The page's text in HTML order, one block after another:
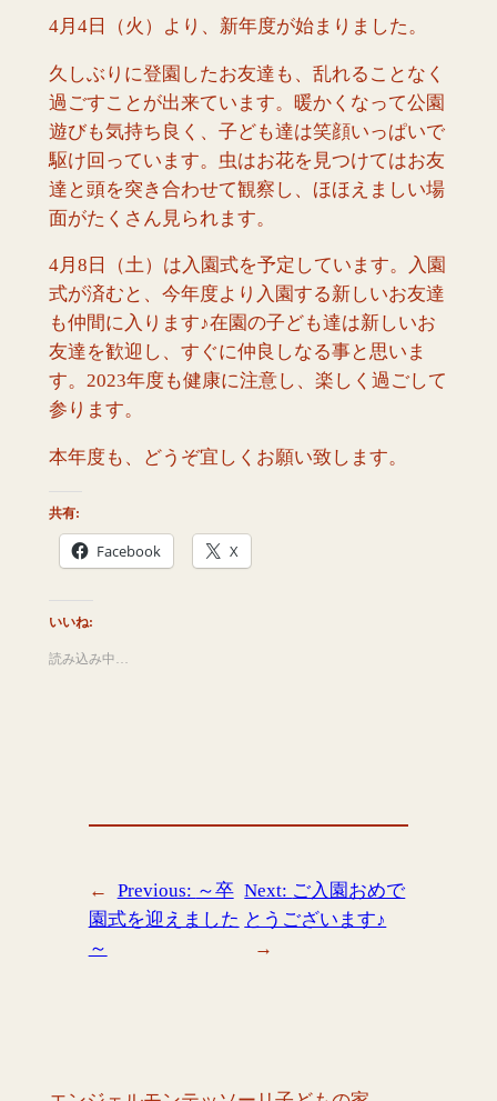
4月4日（火）より、新年度が始まりました。
久しぶりに登園したお友達も、乱れることなく
過ごすことが出来ています。暖かくなって公園
遊びも気持ち良く、子ども達は笑顔いっぱいで
駆け回っています。虫はお花を見つけてはお友
達と頭を突き合わせて観察し、ほほえましい場
面がたくさん見られます。
4月8日（土）は入園式を予定しています。入園
式が済むと、今年度より入園する新しいお友達
も仲間に入ります♪在園の子ども達は新しいお
友達を歓迎し、すぐに仲良しなる事と思いま
す。2023年度も健康に注意し、楽しく過ごして
参ります。
本年度も、どうぞ宜しくお願い致します。
共有:
Facebook X
いいね:
読み込み中…
← Previous: ～卒
園式を迎えました
～
Next: ご入園おめで
とうございます♪
→